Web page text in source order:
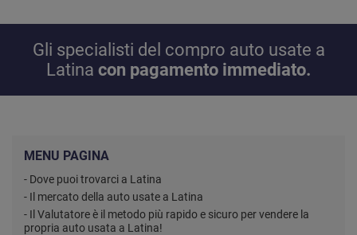
Gli specialisti del compro auto usate a
Latina con pagamento immediato.
MENU PAGINA
- Dove puoi trovarci a Latina
- Il mercato della auto usate a Latina
- Il Valutatore è il metodo più rapido e sicuro per vendere la
propria auto usata a Latina!